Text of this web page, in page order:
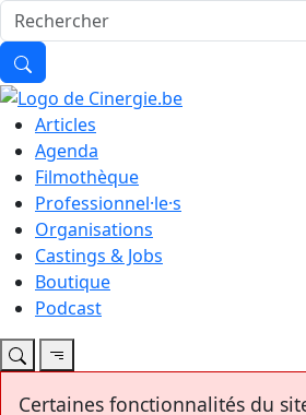
Articles
Agenda
Filmothèque
Professionnel·le·s
Organisations
Castings & Jobs
Boutique
Podcast
Certaines fonctionnalités du